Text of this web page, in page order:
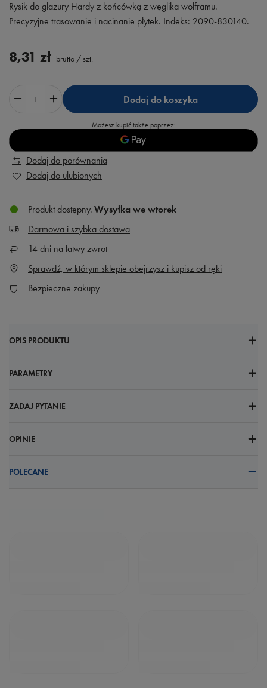
Rysik do glazury Hardy z końcówką z węglika wolframu.
Precyzyjne trasowanie i nacinanie płytek. Indeks: 2090-830140.
8,31 zł brutto / szt.
Dodaj do koszyka
Możesz kupić także poprzez:
Dodaj do porównania
Dodaj do ulubionych
Produkt dostępny Wysyłka we wtorek
Darmowa i szybka dostawa
14 dni na łatwy zwrot
Sprawdź, w którym sklepie obejrzysz i kupisz od ręki
Bezpieczne zakupy
OPIS PRODUKTU
PARAMETRY
ZADAJ PYTANIE
OPINIE
POLECANE